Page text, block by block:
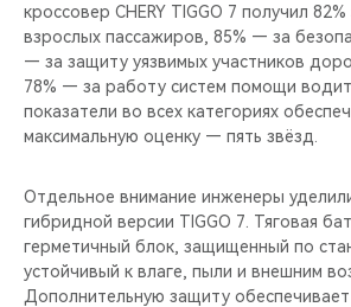
кроссовер CHERY TIGGO 7 получил
взрослых пассажиров, 85% — за
— за защиту уязвимых участников
78% — за работу систем помощи
показатели во всех категориях
максимальную оценку — пять звёзд.
Отдельное внимание инженеры
гибридной версии TIGGO 7. Тяговая
герметичный блок, защищенный по
устойчивый к влаге, пыли и внешним
Дополнительную защиту обеспечивает